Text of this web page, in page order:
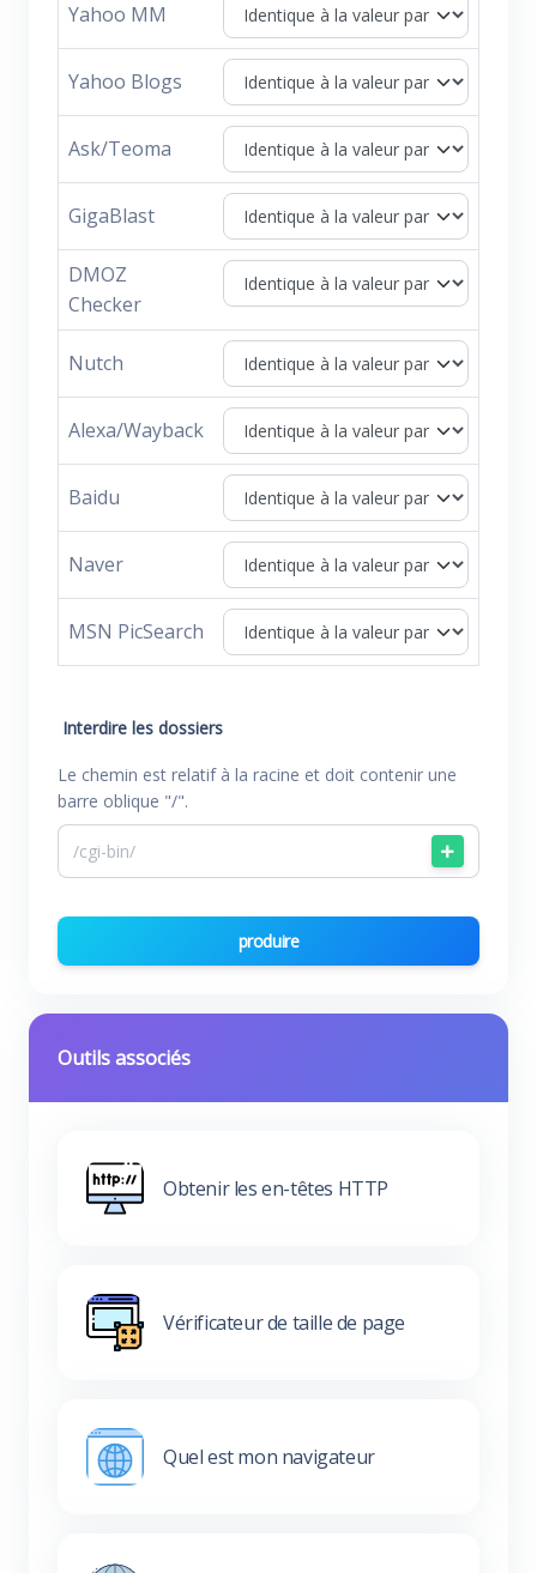
Yahoo MM
Yahoo Blogs
Ask/Teoma
GigaBlast
DMOZ
Checker
Nutch
Alexa/Wayback
Baidu
Naver
MSN PicSearch
Interdire les dossiers
Le chemin est relatif à la racine et doit contenir une
barre oblique "/".
produire
Outils associés
Obtenir les en-têtes HTTP
Vérificateur de taille de page
Quel est mon navigateur